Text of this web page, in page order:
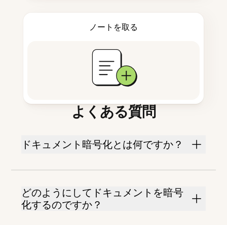
ノートを取る
よくある質問
ドキュメント暗号化とは何ですか？
どのようにしてドキュメントを暗号
化するのですか？